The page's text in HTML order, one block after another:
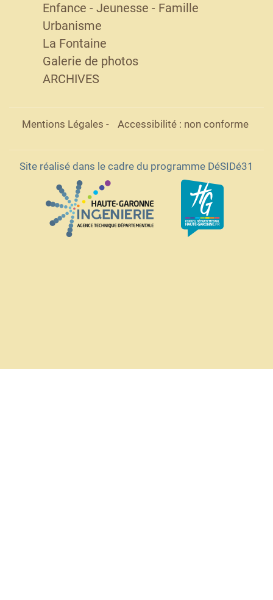
Enfance - Jeunesse - Famille
Urbanisme
La Fontaine
Galerie de photos
ARCHIVES
Mentions Légales - Accessibilité : non conforme
Site réalisé dans le cadre du programme DéSIDé31